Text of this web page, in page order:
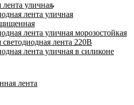
уличная
лента уличная
лента уличная морозостойкая
светодиодная лента 220В
лента уличная в силиконе
лента